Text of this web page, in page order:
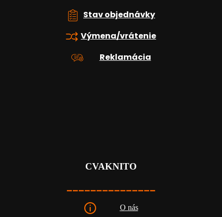
Stav objednávky
Výmena/vrátenie
Reklamácia
CVAKNITO
_______________
O nás